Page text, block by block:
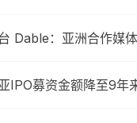
Dable：亚洲合作媒
IPO募资金额降至9年